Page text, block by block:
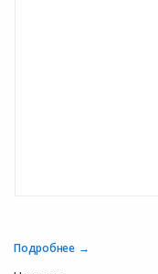
Подробнее